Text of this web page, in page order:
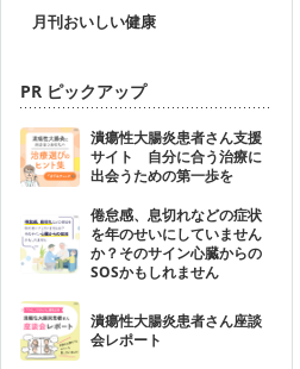
月刊おいしい健康
PR ピックアップ
潰瘍性大腸炎患者さん支援
サイト 自分に合う治療に
出会うための第一歩を
倦怠感、息切れなどの症状
を年のせいにしていません
か？そのサイン心臓からの
SOSかもしれません
潰瘍性大腸炎患者さん座談
会レポート